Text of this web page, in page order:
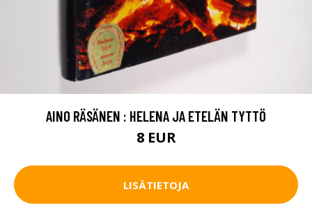
AINO RÄSÄNEN : HELENA JA ETELÄN TYTTÖ
8 EUR
LISÄTIETOJA